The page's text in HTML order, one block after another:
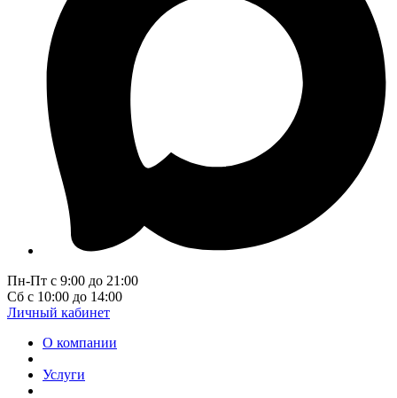
Пн-Пт с 9:00 до 21:00
Сб с 10:00 до 14:00
Личный кабинет
О компании
Услуги